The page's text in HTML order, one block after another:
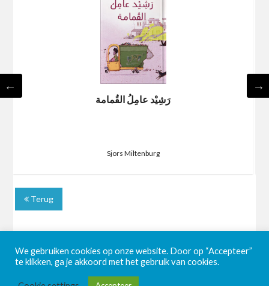
رَشِيْد عامِلُ القُمامة
Sjors Miltenburg
Terug
We gebruiken cookies op onze website. Door op “Accepteer”
te klikken, ga je akkoord met het gebruik van cookies.